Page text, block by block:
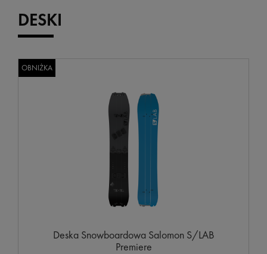
DESKI
Deska Snowboardowa Salomon S/LAB
Premiere
OBNIŻKA